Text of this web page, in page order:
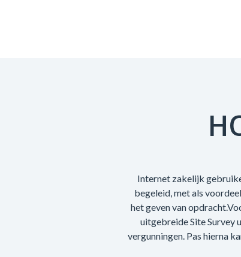
Internet zakelijk
begeleid, met als
het geven van
uitgebreide Site Survey
vergunningen. Pas hierna